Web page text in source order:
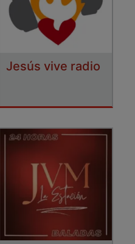
Jesús vive radio